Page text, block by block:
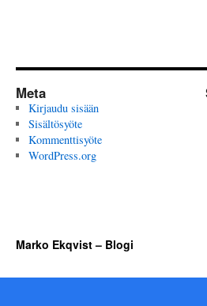
Meta
Kirjaudu sisään
Sisältösyöte
Kommenttisyöte
WordPress.org
Marko Ekqvist – Blogi